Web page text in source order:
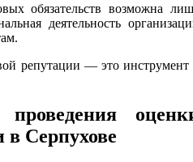
обязательств возможна
деятельность
репутации — это инструмент
в Серпухове